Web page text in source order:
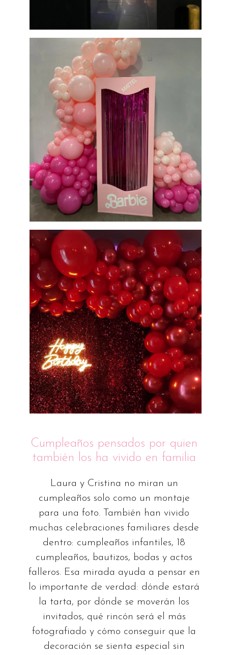
Cumpleaños pensados por quien
también los ha vivido en familia
Laura y Cristina no miran un
cumpleaños solo como un montaje
para una foto. También han vivido
muchas celebraciones familiares desde
dentro: cumpleaños infantiles, 18
cumpleaños, bautizos, bodas y actos
falleros. Esa mirada ayuda a pensar en
lo importante de verdad: dónde estará
la tarta, por dónde se moverán los
invitados, qué rincón será el más
fotografiado y cómo conseguir que la
decoración se sienta especial sin